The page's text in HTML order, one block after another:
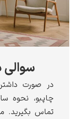
سوالی
در صورت داشتن
چاپبو، نحوه
تماس بگیرید. ما